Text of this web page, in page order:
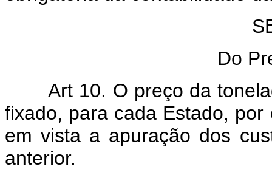
Do
Art 10. O preço da
fixado, para cada Estado,
em vista a apuração dos
anterior.